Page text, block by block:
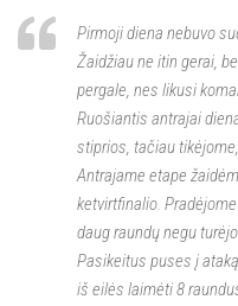
Pirmoji diena nebuvo
Žaidžiau ne itin gerai,
pergale, nes likusi
Ruošiantis antrajai
stiprios, tačiau
Antrajame etape
ketvirtfinalio.
daug raundų negu
Pasikeitus puses į
iš eilės laimėti 8